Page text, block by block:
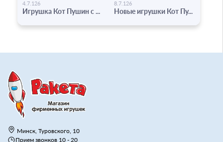
4.7.126
Игрушка Кот Пушин с ...
8.7.126
Новые игрушки Кот Пу...
Минск, Туровского, 10
Прием звонков 10 - 20